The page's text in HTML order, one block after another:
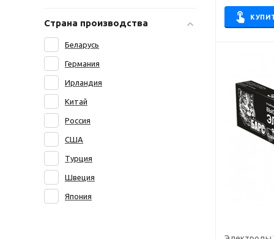
OK 96.50
OK Ni Cl
OK NiFe Cl
OK Weartrode
Omnia 46
Phoenix
R-143
WC
WE
WL
Э42
Э42А
Э46
Э50А
Э55
Э60
Э70
Страна производства
Беларусь
Германия
Ирландия
Китай
Россия
США
Турция
Швеция
Япония